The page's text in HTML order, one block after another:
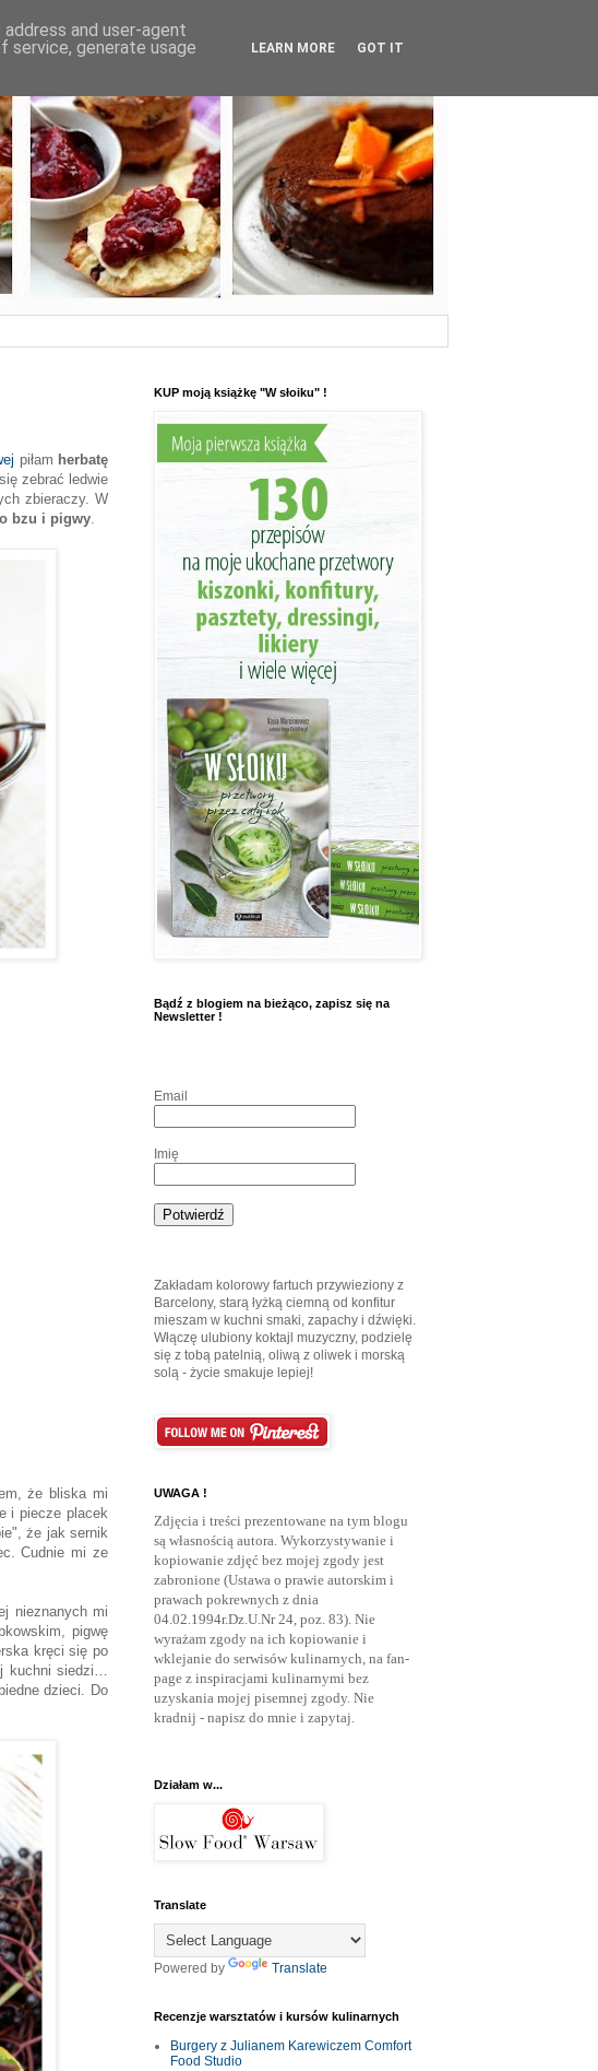
piłam herbatę
zebrać ledwie
zbieraczy. W
bzu i pigwy.
że bliska mi
i piecze placek
że jak sernik
Cudnie mi ze
nieznanych mi
pigwę
kręci się po
kuchni siedzi…
dzieci. Do
KUP moją książkę "W słoiku" !
Bądź z blogiem na bieżąco, zapisz się na
Newsletter !
Email
Imię
Zakładam kolorowy fartuch przywieziony z
Barcelony, starą łyżką ciemną od konfitur
mieszam w kuchni smaki, zapachy i dźwięki.
Włączę ulubiony koktajl muzyczny, podzielę
się z tobą patelnią, oliwą z oliwek i morską
solą - życie smakuje lepiej!
UWAGA !
Zdjęcia i treści prezentowane na tym blogu
są własnością autora. Wykorzystywanie i
kopiowanie zdjęć bez mojej zgody jest
zabronione (Ustawa o prawie autorskim i
prawach pokrewnych z dnia
04.02.1994r.Dz.U.Nr 24, poz. 83). Nie
wyrażam zgody na ich kopiowanie i
wklejanie do serwisów kulinarnych, na fan-
page z inspiracjami kulinarnymi bez
uzyskania mojej pisemnej zgody. Nie
kradnij - napisz do mnie i zapytaj.
Działam w...
Translate
Powered by Translate
Recenzje warsztatów i kursów kulinarnych
Burgery z Julianem Karewiczem Comfort
Food Studio
and user-agent
service, generate usage
LEARN MORE GOT IT